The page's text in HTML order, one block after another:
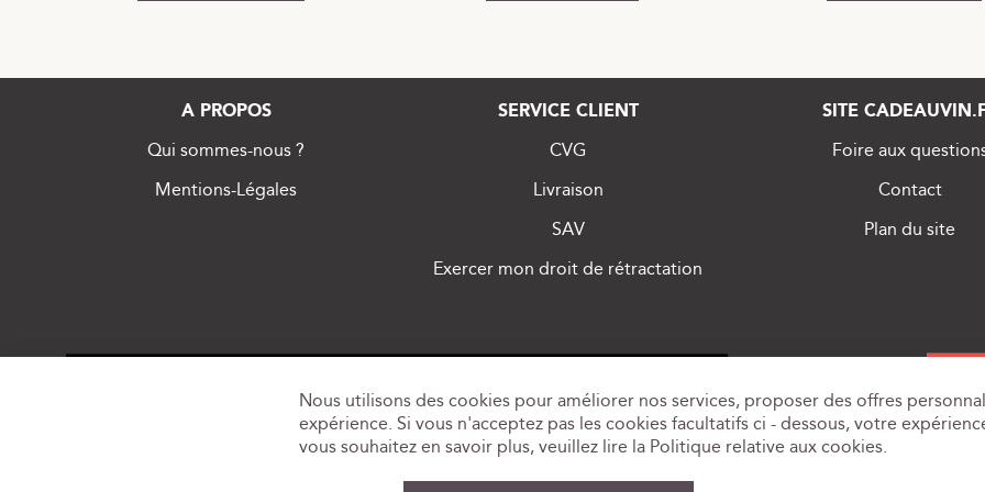
A PROPOS
Qui sommes-nous ?
Mentions-Légales
SERVICE CLIENT
CVG
Livraison
SAV
Exercer mon droit de rétractation
SITE
Foire aux
Contact
Plan du site
Nous utilisons des cookies pour améliorer nos services, proposer des offres
expérience. Si vous n'acceptez pas les cookies facultatifs ci - dessous, votre
vous souhaitez en savoir plus, veuillez lire la Politique relative aux cookies.